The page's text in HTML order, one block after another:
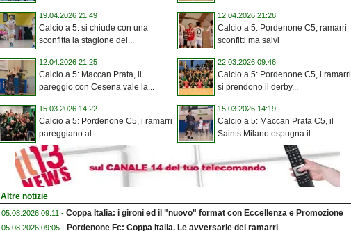
19.04.2026 21:49
Calcio a 5: si chiude con una
sconfitta la stagione del...
12.04.2026 21:28
Calcio a 5: Pordenone C5, ramarri
sconfitti ma salvi
12.04.2026 21:25
Calcio a 5: Maccan Prata, il
pareggio con Cesena vale la...
22.03.2026 09:46
Calcio a 5: Pordenone C5, i ramarri
si prendono il derby...
15.03.2026 14:22
Calcio a 5: Pordenone C5, i ramarri
pareggiano al...
15.03.2026 14:19
Calcio a 5: Maccan Prata C5, il
Saints Milano espugna il...
Altre notizie
05.08.2026 09:11 - Coppa Italia: i gironi ed il "nuovo" format con Eccellenza e Promozione
05.08.2026 09:05 - Pordenone Fc: Coppa Italia. Le avversarie dei ramarri